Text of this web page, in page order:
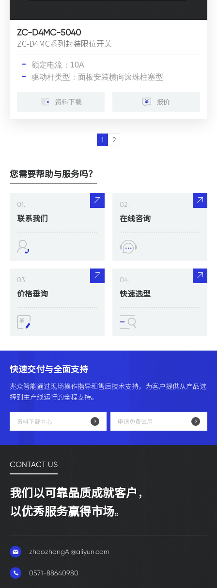
ZC-D4MC-5040
ZC-D4MC系列封装限位开关
额定电流：10A
驱动杆类型：面板安装横向滚珠柱塞型
资料下载 报价
1 2
您需要帮助与服务吗？
01.
联系我们
02.
在线咨询
03.
价格垂询
04.
快速选型
快速交付与全面支持
兆众智能通过现场操作指导和售后技术支持，为客户提供从产品选
择到生产线运行的全程支持。
资料下载中心 申请免费试用
CONTACT US
我们以可靠品质成就客户 ，
以优秀服务赢得市场。
zhaozhongAI@aliyun.com
0571-88640980